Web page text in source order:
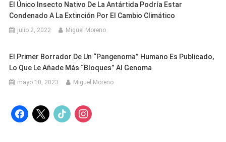
El Único Insecto Nativo De La Antártida Podría Estar
Condenado A La Extinción Por El Cambio Climático
julio 2, 2022 Miguel Moreno
El Primer Borrador De Un “pangenoma” Humano Es Publicado,
Lo Que Le Añade Más “bloques” Al Genoma
mayo 10, 2023 Miguel Moreno
facebook
x tiktok instagram